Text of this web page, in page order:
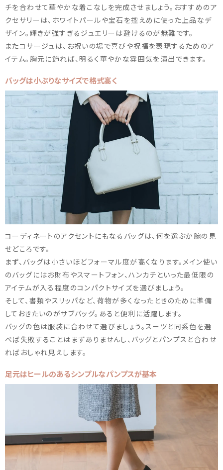
チを合わせて華やかな着こなしを完成させましょう。おすすめのア
クセサリーは、ホワイトパールや宝石を控えめに使った上品なデ
ザイン。輝きが強すぎるジュエリーは避けるのが無難です。
またコサージュは、お祝いの場で喜びや祝福を表現するためのア
イテム。胸元に飾れば、明るく華やかな雰囲気を演出できます。
バッグは小ぶりなサイズで格式高く
コーディネートのアクセントにもなるバッグは、何を選ぶか腕の見
せどころです。
まず、バッグは小さいほどフォーマル度が高くなります。メイン使い
のバッグにはお財布やスマートフォン、ハンカチといった最低限の
アイテムが入る程度のコンパクトサイズを選びましょう。
そして、書類やスリッパなど、荷物が多くなったときのために準備
しておきたいのがサブバッグ。あると便利に活躍します。
バッグの色は服装に合わせて選びましょう。スーツと同系色を選
べば失敗することはまずありませんし、バッグとパンプスと合わせ
ればおしゃれ見えします。
足元はヒールのあるシンプルなパンプスが基本